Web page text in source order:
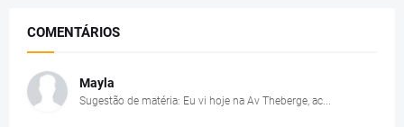
COMENTÁRIOS
Mayla
Sugestão de matéria: Eu vi hoje na Av Theberge, ac...